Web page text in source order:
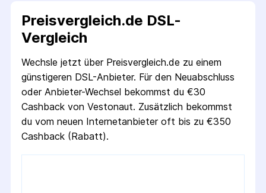
Preisvergleich.de DSL-
Vergleich
Wechsle jetzt über Preisvergleich.de zu einem
günstigeren DSL-Anbieter. Für den Neuabschluss
oder Anbieter-Wechsel bekommst du €30
Cashback von Vestonaut. Zusätzlich bekommst
du vom neuen Internetanbieter oft bis zu €350
Cashback (Rabatt).